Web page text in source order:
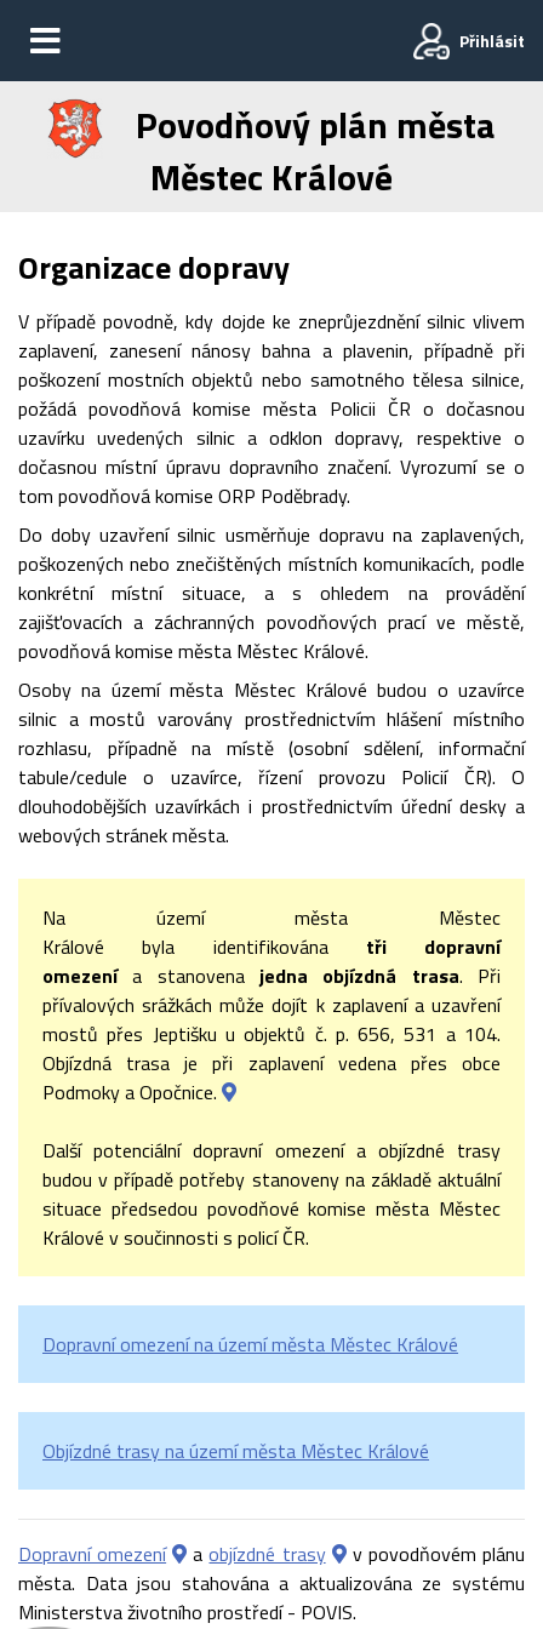
Přihlásit
Povodňový plán města
Městec Králové
Organizace dopravy
V případě povodně, kdy dojde ke zneprůjezdnění silnic vlivem
zaplavení, zanesení nánosy bahna a plavenin, případně při
poškození mostních objektů nebo samotného tělesa silnice,
požádá povodňová komise města Policii ČR o dočasnou
uzavírku uvedených silnic a odklon dopravy, respektive o
dočasnou místní úpravu dopravního značení. Vyrozumí se o
tom povodňová komise ORP Poděbrady.
Do doby uzavření silnic usměrňuje dopravu na zaplavených,
poškozených nebo znečištěných místních komunikacích, podle
konkrétní místní situace, a s ohledem na provádění
zajišťovacích a záchranných povodňových prací ve městě,
povodňová komise města Městec Králové.
Osoby na území města Městec Králové budou o uzavírce
silnic a mostů varovány prostřednictvím hlášení místního
rozhlasu, případně na místě (osobní sdělení, informační
tabule/cedule o uzavírce, řízení provozu Policií ČR). O
dlouhodobějších uzavírkách i prostřednictvím úřední desky a
webových stránek města.
Na území města Městec
Králové byla identifikována tři dopravní
omezenía stanovenajedna objízdná trasa. Při
přívalových srážkách může dojít k zaplavení a uzavření
mostů přes Jeptišku u objektů č. p. 656, 531 a 104.
Objízdná trasa je při zaplavení vedena přes obce
Podmoky a Opočnice.
Další potenciální dopravní omezení a objízdné trasy
budou v případě potřeby stanoveny na základě aktuální
situace předsedou povodňové komise města Městec
Králové v součinnosti s policí ČR.
Dopravní omezení na území města Městec Králové
Objízdné trasy na území města Městec Králové
Dopravní omezení aobjízdné trasy
v povodňovém plánu
města. Data jsou stahována a aktualizována ze systému
Ministerstva životního prostředí - POVIS.